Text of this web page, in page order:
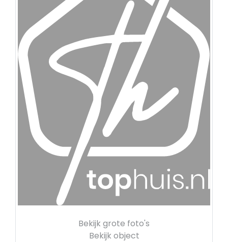
Bekijk grote foto's
Bekijk object